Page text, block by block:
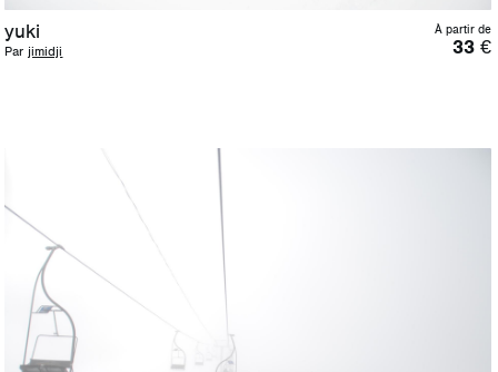
yuki
Par jimidji
À partir de
33€